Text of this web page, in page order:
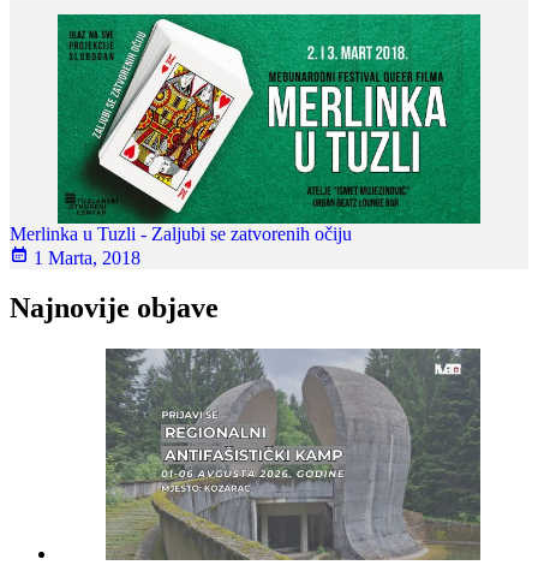
Merlinka u Tuzli - Zaljubi se zatvorenih očiju
1 Marta, 2018
Najnovije objave